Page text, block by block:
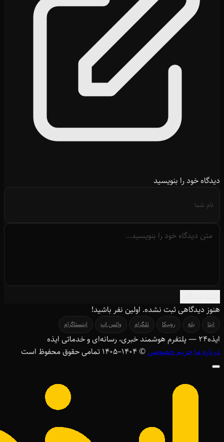
دیدگاه خود را بنویسید
هنوز دیدگاهی ثبت نشده. اولین نفر باشید!
ایتا بله روبیکا تلگرام واتس اپ اینستاگرام
ایذه۲۴ — پلتفرم هوشمند خبری، رسانه‌ای و خدماتی ایذه
درباره ماحریم خصوصی© ۱۴۰۴–1405 تمامی حقوق محفوظ است